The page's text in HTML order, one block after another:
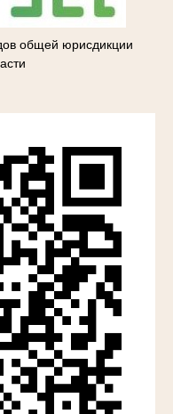
общей юрисдикции